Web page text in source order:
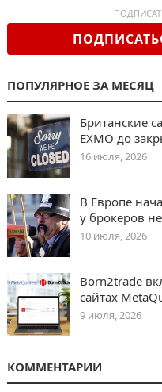
ПОПУЛЯРНОЕ ЗА МЕСЯЦ
Британские
EXMO до
16 июля, 2026
В Европе
у брокеров
10 июля, 2026
Born2trade
сайтах
9 июля, 2026
КОММЕНТАРИИ